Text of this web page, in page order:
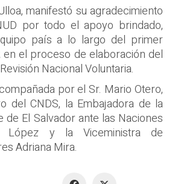
manifestó su agradecimiento
por todo el apoyo brindado,
país a lo largo del primer
el proceso de elaboración del
Nacional Voluntaria.
por el Sr. Mario Otero,
del CNDS, la Embajadora de la
de El Salvador ante las Naciones
López y la Viceministra de
Adriana Mira.